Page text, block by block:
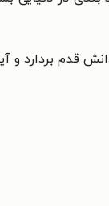
قدم بردارد و